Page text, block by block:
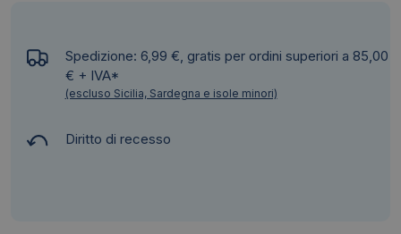
Spedizione: 6,99 €, gratis per ordini superiori a 85,00
€ + IVA*
(escluso Sicilia, Sardegna e isole minori)
Diritto di recesso